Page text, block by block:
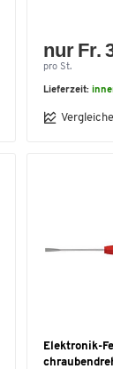
nur Fr.
pro St.
Lieferzeit:
Elektronik-